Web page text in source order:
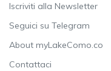
Iscriviti alla Newsletter
Seguici su Telegram
About myLakeComo.co
Contattaci